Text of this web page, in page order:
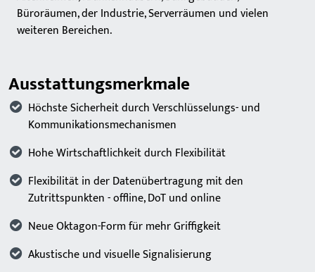
Büroräumen,derIndustrie,Serverräumen undvielen
weiteren Bereichen.
Ausstattungsmerkmale
Höchste Sicherheit durch Verschlüsselungs- und
Kommunikationsmechanismen
Hohe Wirtschaftlichkeit durch Flexibilität
Flexibilität in der Datenübertragung mit den
Zutrittspunkten - offline, DoT und online
Neue Oktagon-Form für mehr Griffigkeit
Akustische und visuelle Signalisierung